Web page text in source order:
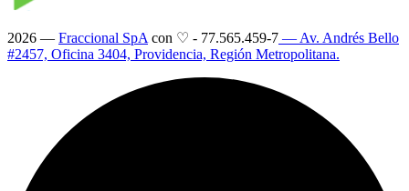
2026 — Fraccional SpA con ♡ - 77.565.459-7 — Av. Andrés Bello
#2457, Oficina 3404, Providencia, Región Metropolitana.